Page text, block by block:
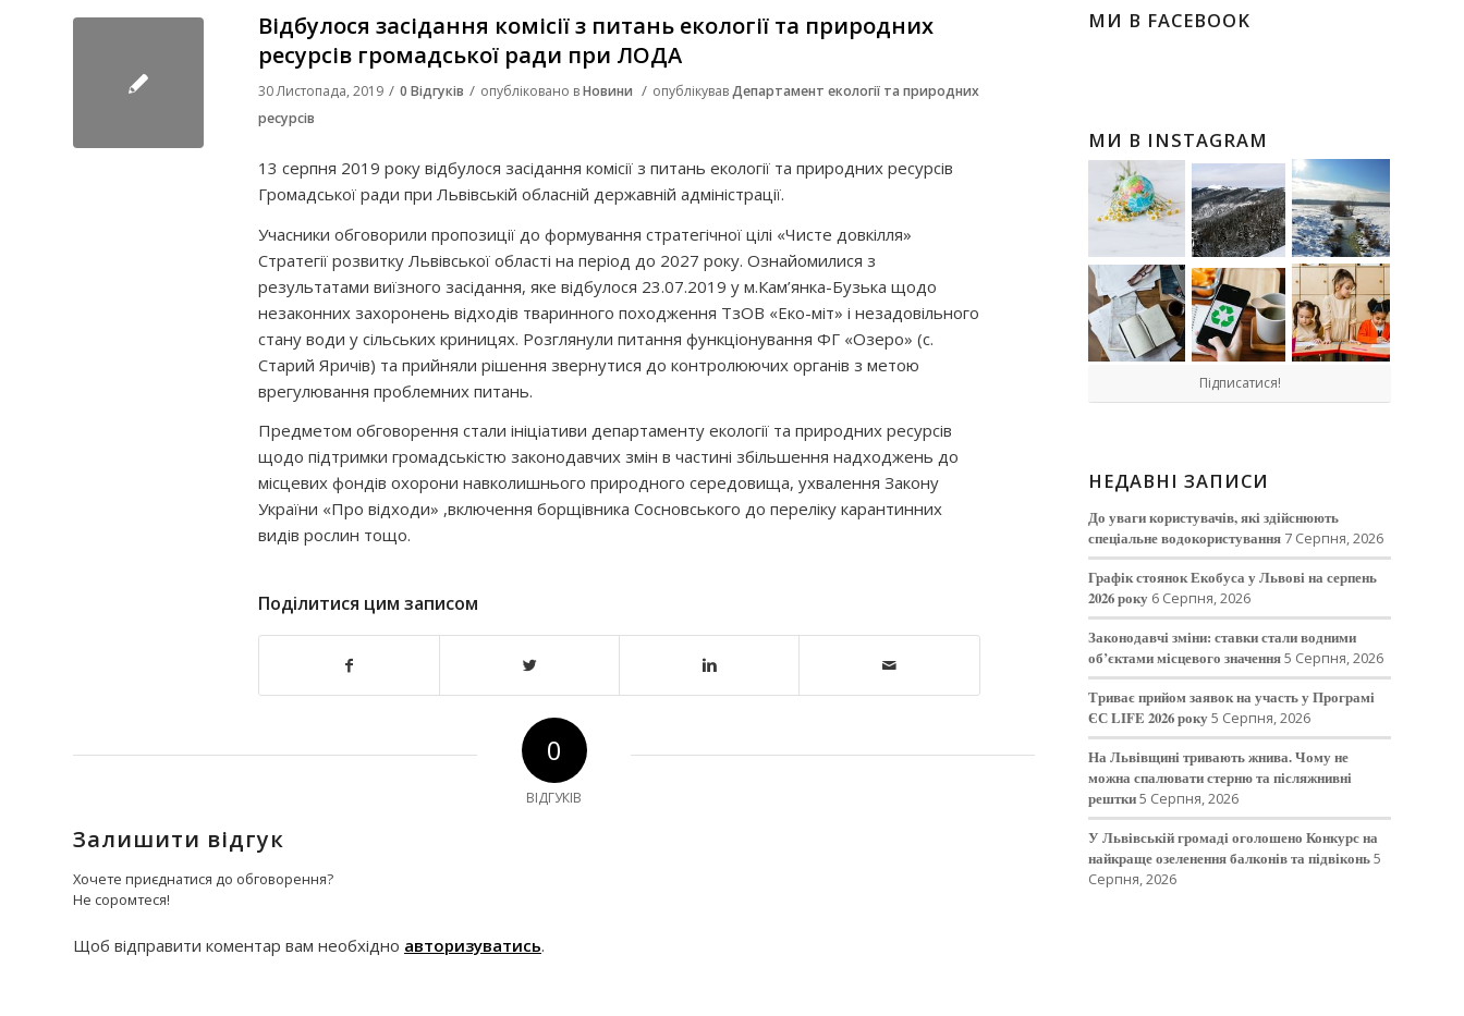
Відбулося засідання комісії з питань екології та природних
ресурсів громадської ради при ЛОДА
30 Листопада, 2019 / 0 Відгуків / опубліковано вНовини / опублікувавДепартамент екології та природних
ресурсів
13 серпня 2019 року відбулося засідання комісії з питань екології та природних ресурсів
Громадської ради при Львівській обласній державній адміністрації.
Учасники обговорили пропозиції до формування стратегічної цілі «Чисте довкілля»
Стратегії розвитку Львівської області на період до 2027 року. Ознайомилися з
результатами виїзного засідання, яке відбулося 23.07.2019 у м.Кам’янка-Бузька щодо
незаконних захоронень відходів тваринного походження ТзОВ «Еко-міт» і незадовільного
стану води у сільських криницях. Розглянули питання функціонування ФГ «Озеро» (с.
Старий Яричів) та прийняли рішення звернутися до контролюючих органів з метою
врегулювання проблемних питань.
Предметом обговорення стали ініціативи департаменту екології та природних ресурсів
щодо підтримки громадськістю законодавчих змін в частині збільшення надходжень до
місцевих фондів охорони навколишнього природного середовища, ухвалення Закону
України «Про відходи» ,включення борщівника Сосновського до переліку карантинних
видів рослин тощо.
Поділитися цим записом
0
ВІДГУКІВ
Залишити відгук
Хочете приєднатися до обговорення?
Не соромтеся!
Щоб відправити коментар вам необхідно авторизуватись.
МИ В FACEBOOK
МИ В INSTAGRAM
Підписатися!
НЕДАВНІ ЗАПИСИ
До уваги користувачів, які здійснюють
спеціальне водокористування 7 Серпня, 2026
Графік стоянок Екобуса у Львові на серпень
2026 року 6 Серпня, 2026
Законодавчі зміни: ставки стали водними
об’єктами місцевого значення5 Серпня, 2026
Триває прийом заявок на участь у Програмі
ЄС LIFE 2026 року5 Серпня, 2026
На Львівщині тривають жнива. Чому не
можна спалювати стерню та післяжнивні
рештки5 Серпня, 2026
У Львівській громаді оголошено Конкурс на
найкраще озеленення балконів та підвіконь5
Серпня, 2026